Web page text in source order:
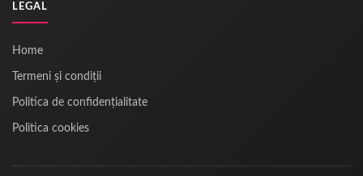
LEGAL
Home
Termeni și condiții
Politica de confidențialitate
Politica cookies